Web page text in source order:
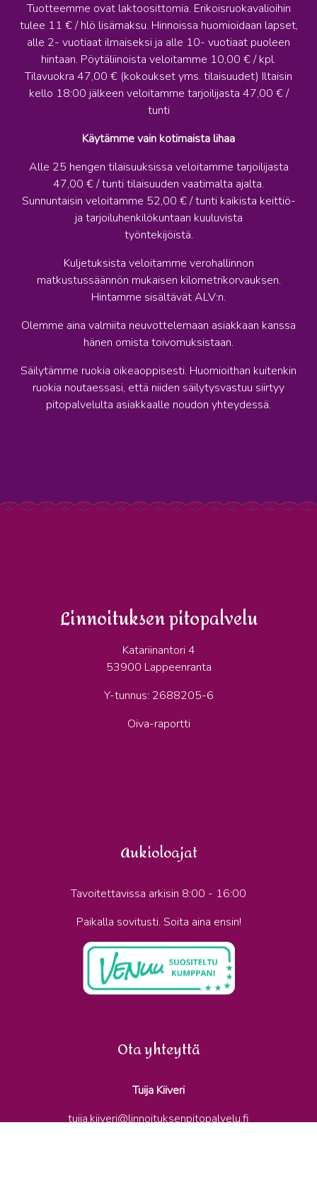
Tuotteemme ovat laktoosittomia. Erikoisruokavalioihin
tulee 11 € / hlö lisämaksu. Hinnoissa huomioidaan lapset,
alle 2- vuotiaat ilmaiseksi ja alle 10- vuotiaat puoleen
hintaan. Pöytäliinoista veloitamme 10,00 € / kpl.
Tilavuokra 47,00 € (kokoukset yms. tilaisuudet) Iltaisin
kello 18:00 jälkeen veloitamme tarjoilijasta 47,00 € /
tunti
Käytämme vain kotimaista lihaa
Alle 25 hengen tilaisuuksissa veloitamme tarjoilijasta
47,00 € / tunti tilaisuuden vaatimalta ajalta.
Sunnuntaisin veloitamme 52,00 € / tunti kaikista keittiö-
ja tarjoiluhenkilökuntaan kuuluvista
työntekijöistä.
Kuljetuksista veloitamme verohallinnon
matkustussäännön mukaisen kilometrikorvauksen.
Hintamme sisältävät ALV:n.
Olemme aina valmiita neuvottelemaan asiakkaan kanssa
hänen omista toivomuksistaan.
Säilytämme ruokia oikeaoppisesti. Huomioithan kuitenkin
ruokia noutaessasi, että niiden säilytysvastuu siirtyy
pitopalvelulta asiakkaalle noudon yhteydessä.
Linnoituksen pitopalvelu
Katariinantori 4
53900 Lappeenranta
Y-tunnus: 2688205-6
Oiva-raportti
Aukioloajat
Tavoitettavissa arkisin 8:00 - 16:00
Paikalla sovitusti. Soita aina ensin!
Ota yhteyttä
Tuija Kiiveri
tuija.kiiveri@linnoituksenpitopalvelu.fi